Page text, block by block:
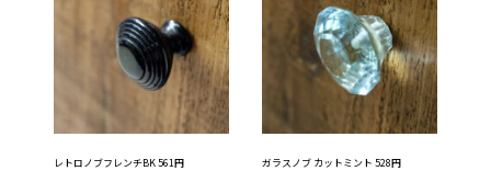
レトロノブフレンチBK 561円 ガラスノブ カットミント 528円